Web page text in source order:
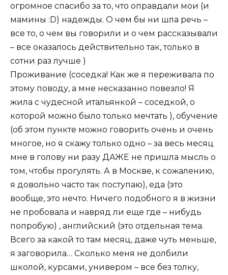
огромное спасибо за то, что оправдали мои (и
мамины :D) надежды. О чем бы ни шла речь –
все то, о чем вы говорили и о чем рассказывали
– все оказалось действительно так, только в
сотни раз лучше )
Проживание (соседка! Как же я переживала по
этому поводу, а мне несказанно повезло! Я
жила с чудесной итальянкой – соседкой, о
которой можно было только мечтать ), обучение
(об этом пункте можно говорить очень и очень
многое, но я скажу только одно – за весь месяц
мне в голову ни разу ДАЖЕ не пришла мысль о
том, чтобы прогулять. А в Москве, к сожалению,
я довольно часто так поступаю), еда (это
вообще, это нечто. Ничего подобного я в жизни
не пробовала и навряд ли еще где – нибудь
попробую) , английский (это отдельная тема.
Всего за какой то там месяц, даже чуть меньше,
я заговорила… Сколько меня не долбили
школой, курсами, универом – все без толку,